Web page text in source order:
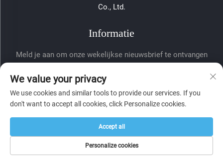
Co., Ltd.
Informatie
Meld je aan om onze wekelijkse nieuwsbrief te ontvangen
Verzenden
We value your privacy
We use cookies and similar tools to provide our services. If you
don't want to accept all cookies, click Personalize cookies.
Personalize cookies
Accept all